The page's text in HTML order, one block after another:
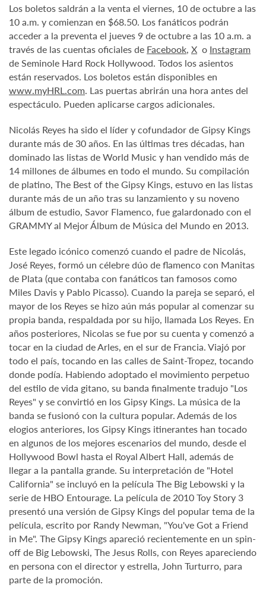
Los boletos saldrán a la venta el viernes, 10 de octubre a las
10 a.m. y comienzan en $68.50. Los fanáticos podrán
acceder a la preventa el jueves 9 de octubre a las 10 a.m. a
través de las cuentas oficiales de Facebook, X o Instagram
de Seminole Hard Rock Hollywood. Todos los asientos
están reservados. Los boletos están disponibles en
www.myHRL.com. Las puertas abrirán una hora antes del
espectáculo. Pueden aplicarse cargos adicionales.
Nicolás Reyes ha sido el líder y cofundador de Gipsy Kings
durante más de 30 años. En las últimas tres décadas, han
dominado las listas de World Music y han vendido más de
14 millones de álbumes en todo el mundo. Su compilación
de platino, The Best of the Gipsy Kings, estuvo en las listas
durante más de un año tras su lanzamiento y su noveno
álbum de estudio, Savor Flamenco, fue galardonado con el
GRAMMY al Mejor Álbum de Música del Mundo en 2013.
Este legado icónico comenzó cuando el padre de Nicolás,
José Reyes, formó un célebre dúo de flamenco con Manitas
de Plata (que contaba con fanáticos tan famosos como
Miles Davis y Pablo Picasso). Cuando la pareja se separó, el
mayor de los Reyes se hizo aún más popular al comenzar su
propia banda, respaldada por su hijo, llamada Los Reyes. En
años posteriores, Nicolas se fue por su cuenta y comenzó a
tocar en la ciudad de Arles, en el sur de Francia. Viajó por
todo el país, tocando en las calles de Saint-Tropez, tocando
donde podía. Habiendo adoptado el movimiento perpetuo
del estilo de vida gitano, su banda finalmente tradujo "Los
Reyes" y se convirtió en los Gipsy Kings. La música de la
banda se fusionó con la cultura popular. Además de los
elogios anteriores, los Gipsy Kings itinerantes han tocado
en algunos de los mejores escenarios del mundo, desde el
Hollywood Bowl hasta el Royal Albert Hall, además de
llegar a la pantalla grande. Su interpretación de "Hotel
California" se incluyó en la película The Big Lebowski y la
serie de HBO Entourage. La película de 2010 Toy Story 3
presentó una versión de Gipsy Kings del popular tema de la
película, escrito por Randy Newman, "You've Got a Friend
in Me". The Gipsy Kings apareció recientemente en un spin-
off de Big Lebowski, The Jesus Rolls, con Reyes apareciendo
en persona con el director y estrella, John Turturro, para
parte de la promoción.